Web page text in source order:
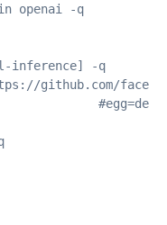
openai -q
inference] -q
github.com/